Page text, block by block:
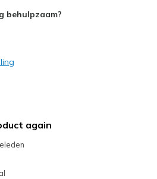
behulpzaam?
again